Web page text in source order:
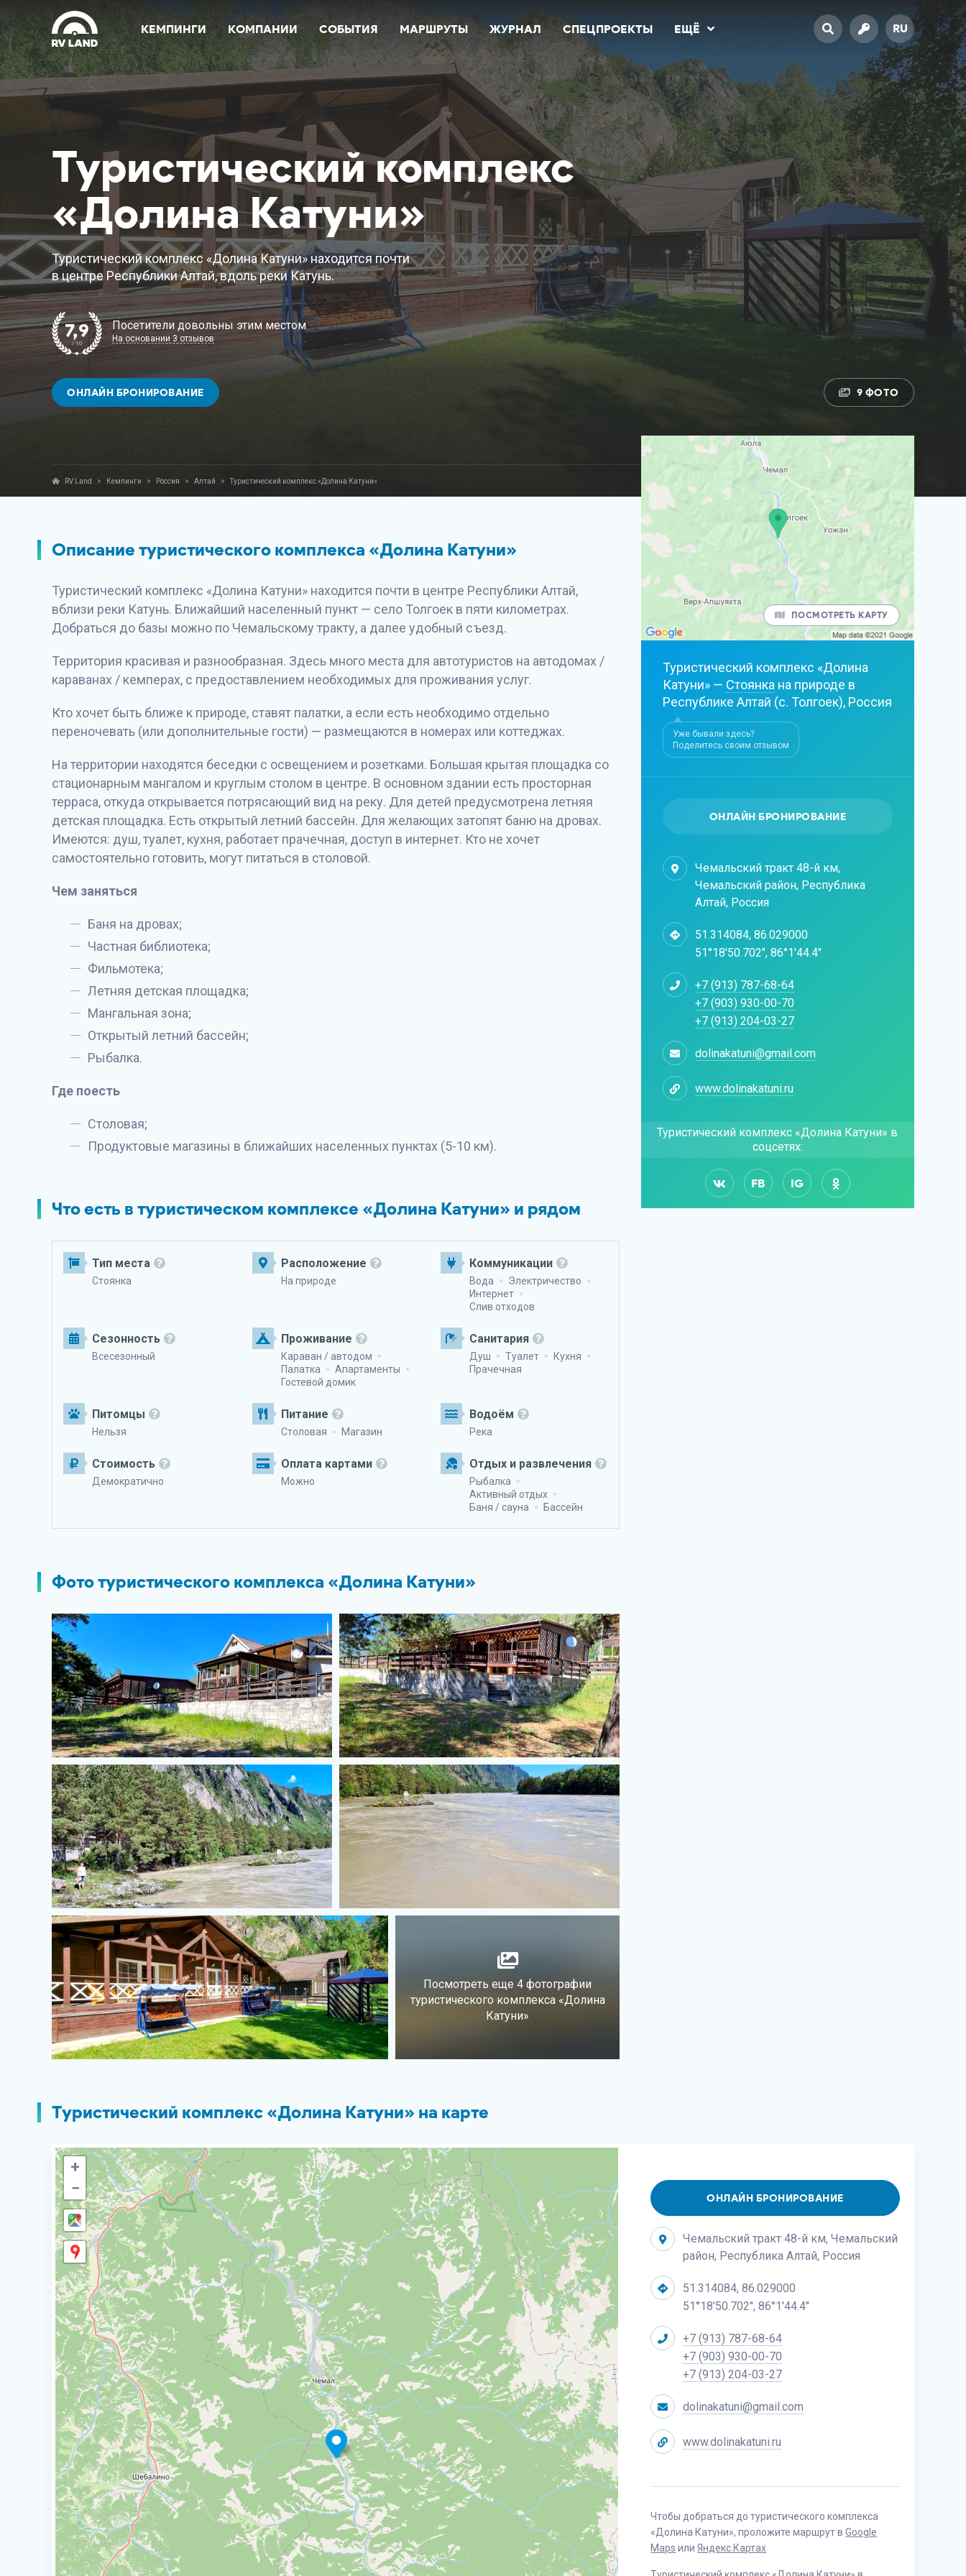
КЕМПИНГИ КОМПАНИИ СОБЫТИЯ МАРШРУТЫ ЖУРНАЛ СПЕЦПРОЕКТЫ ЕЩЁ RU
Туристический комплекс
«Долина Катуни»
Туристический комплекс «Долина Катуни» находится почти
в центре Республики Алтай, вдоль реки Катунь.
7,9
/ 10
Посетители довольны этим местом
На основании 3 отзывов
ОНЛАЙН БРОНИРОВАНИЕ 9 ФОТО
RV Land > Кемпинги > Россия > Алтай > Туристический комплекс «Долина Катуни»
Описание туристического комплекса «Долина Катуни»
Туристический комплекс «Долина Катуни» находится почти в центре Республики Алтай,
вблизи реки Катунь. Ближайший населенный пункт — село Толгоек в пяти километрах.
Добраться до базы можно по Чемальскому тракту, а далее удобный съезд.
Территория красивая и разнообразная. Здесь много места для автотуристов на автодомах /
караванах / кемперах, с предоставлением необходимых для проживания услуг.
Кто хочет быть ближе к природе, ставят палатки, а если есть необходимо отдельно
переночевать (или дополнительные гости) — размещаются в номерах или коттеджах.
На территории находятся беседки с освещением и розетками. Большая крытая площадка со
стационарным мангалом и круглым столом в центре. В основном здании есть просторная
терраса, откуда открывается потрясающий вид на реку. Для детей предусмотрена летняя
детская площадка. Есть открытый летний бассейн. Для желающих затопят баню на дровах.
Имеются: душ, туалет, кухня, работает прачечная, доступ в интернет. Кто не хочет
самостоятельно готовить, могут питаться в столовой.
Чем заняться
Баня на дровах;
Частная библиотека;
Фильмотека;
Летняя детская площадка;
Мангальная зона;
Открытый летний бассейн;
Рыбалка.
Где поесть
Столовая;
Продуктовые магазины в ближайших населенных пунктах (5-10 км).
Что есть в туристическом комплексе «Долина Катуни» и рядом
Тип места
Стоянка
Расположение
На природе
Коммуникации
Вода
Электричество
Интернет
Слив отходов
Сезонность
Всесезонный
Проживание
Караван / автодом
Палатка
Апартаменты
Гостевой домик
Санитария
Душ Туалет
Кухня
Прачечная
Питомцы
Нельзя
Питание
Столовая Магазин
Водоём
Река
Стоимость
Демократично
Оплата картами
Можно
Отдых и развлечения
Рыбалка
Активный отдых
Баня / сауна
Бассейн
Фото туристического комплекса «Долина Катуни»
Посмотреть еще 4 фотографии
туристического комплекса «Долина
Катуни»
ПОСМОТРЕТЬ КАРТУ
Туристический комплекс «Долина
Катуни» — Стоянка на природе в
Республике Алтай (с. Толгоек), Россия
Уже бывали здесь?
Поделитесь своим отзывом
ОНЛАЙН БРОНИРОВАНИЕ
Чемальский тракт 48-й км,
Чемальский район, Республика
Алтай, Россия
51.314084, 86.029000
51°18'50.702", 86°1'44.4"
+7 (913) 787-68-64
+7 (903) 930-00-70
+7 (913) 204-03-27
dolinakatuni@gmail.com
www.dolinakatuni.ru
Туристический комплекс «Долина Катуни» в
соцсетях:
FB IG
Туристический комплекс «Долина Катуни» на карте
+
−
ОНЛАЙН БРОНИРОВАНИЕ
Чемальский тракт 48-й км, Чемальский
район, Республика Алтай, Россия
51.314084, 86.029000
51°18'50.702", 86°1'44.4"
+7 (913) 787-68-64
+7 (903) 930-00-70
+7 (913) 204-03-27
dolinakatuni@gmail.com
www.dolinakatuni.ru
Чтобы добраться до туристического комплекса
«Долина Катуни», проложите маршрут вGoogle
Maps илиЯндекс.Картах